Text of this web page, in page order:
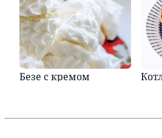
Безе с кремом